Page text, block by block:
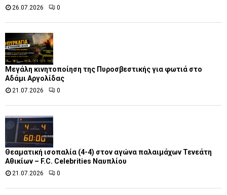
26.07.2026 0
Μεγάλη κινητοποίηση της Πυροσβεστικής για φωτιά στο
Αδάμι Αργολίδας
21.07.2026 0
Θεαματική ισοπαλία (4-4) στον αγώνα παλαιμάχων Τενεάτη
Αθικίων – F.C. Celebrities Ναυπλίου
21.07.2026 0